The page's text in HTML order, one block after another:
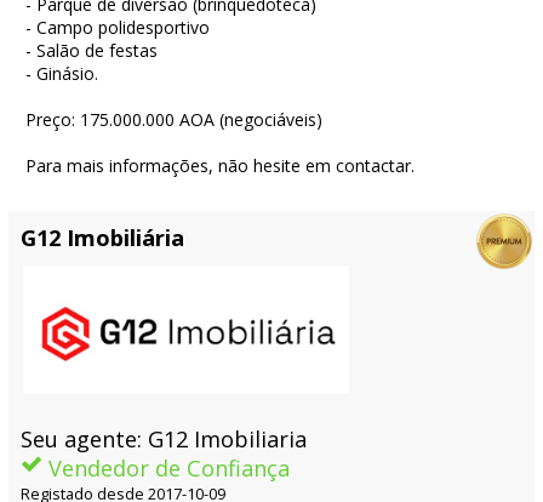
- Campo polidesportivo
- Salão de festas
- Ginásio.
Preço: 175.000.000 AOA (negociáveis)
Para mais informações, não hesite em contactar.
G12 Imobiliária
Seu agente: G12 Imobiliaria
Vendedor de Confiança
Registado desde 2017-10-09